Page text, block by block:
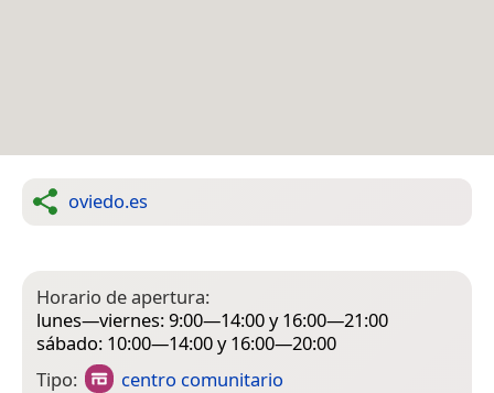
oviedo.es
Horario de apertura:
lunes—viernes: 9:00—14:00 y 16:00—21:00
sábado: 10:00—14:00 y 16:00—20:00
Tipo:
centro comunitario